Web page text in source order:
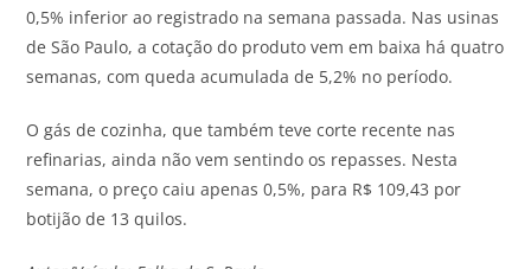
0,5% inferior ao registrado na semana passada. Nas usinas
de São Paulo, a cotação do produto vem em baixa há quatro
semanas, com queda acumulada de 5,2% no período.
O gás de cozinha, que também teve corte recente nas
refinarias, ainda não vem sentindo os repasses. Nesta
semana, o preço caiu apenas 0,5%, para R$ 109,43 por
botijão de 13 quilos.